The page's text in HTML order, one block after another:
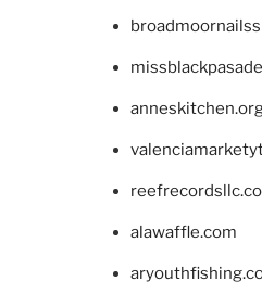
alawaffle.com